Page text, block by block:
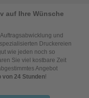
auf Ihre Wünsche
und
Druckereien
wie jeden noch so
Sie viel kostbare Zeit
Angebot
von 24 Stunden!